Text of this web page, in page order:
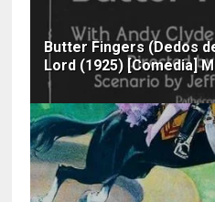
Butter Fingers (Dedos
Lord (1925) [Comedia]